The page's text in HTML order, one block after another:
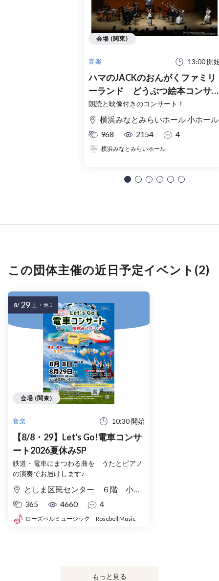
音楽 13:00 開
ハマのJACKのおんがくファミリ
ーランド どうぶつ絵本コンサ
ト
朗読と映像付きのコンサート！
横浜みなとみらいホール 小ホール
968
2154 4
横浜みなとみらいホール
会場 (関東)
この団体主催の近日予定イベント(2)
音楽 10:30 開始
【8/8・29】Let's Go!電車コンサ
ート2026夏休みSP
鉄道・電車にまつわる曲を うたとピアノ
の演奏でお届けします♪
としま区民センター ６階 小ホール
365
4660 4
ローズベルミュージック Rosebell Music
会場 (関東)
8/ 29土 + 他 1
もっと見る